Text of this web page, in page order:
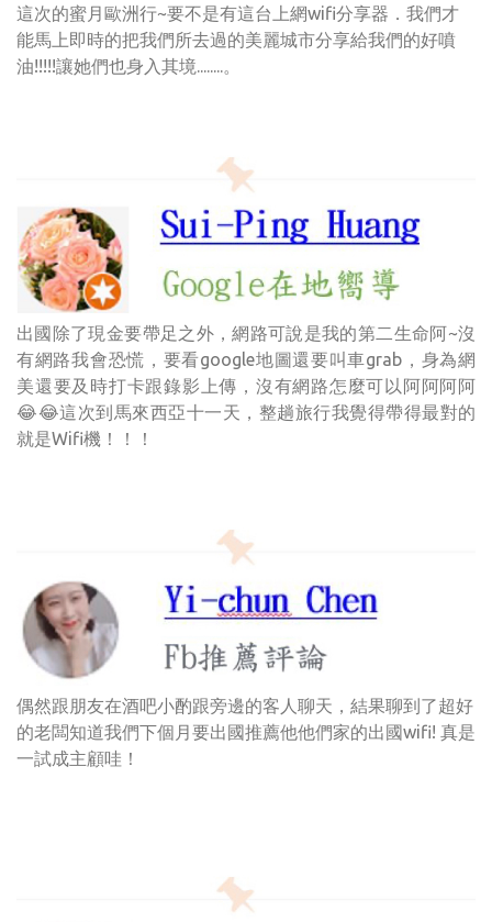
這次的蜜月歐洲行~要不是有這台上網wifi分享器．我們才
能馬上即時的把我們所去過的美麗城市分享給我們的好噴
油!!!!!讓她們也身入其境........。
出國除了現金要帶足之外，網路可說是我的第二生命阿~沒
有網路我會恐慌，要看google地圖還要叫車grab，身為網
美還要及時打卡跟錄影上傳，沒有網路怎麼可以阿阿阿阿
😂😂這次到馬來西亞十一天，整趟旅行我覺得帶得最對的
就是Wifi機！！！
偶然跟朋友在酒吧小酌跟旁邊的客人聊天，結果聊到了超好
的老闆知道我們下個月要出國推薦他他們家的出國wifi! 真是
一試成主顧哇！